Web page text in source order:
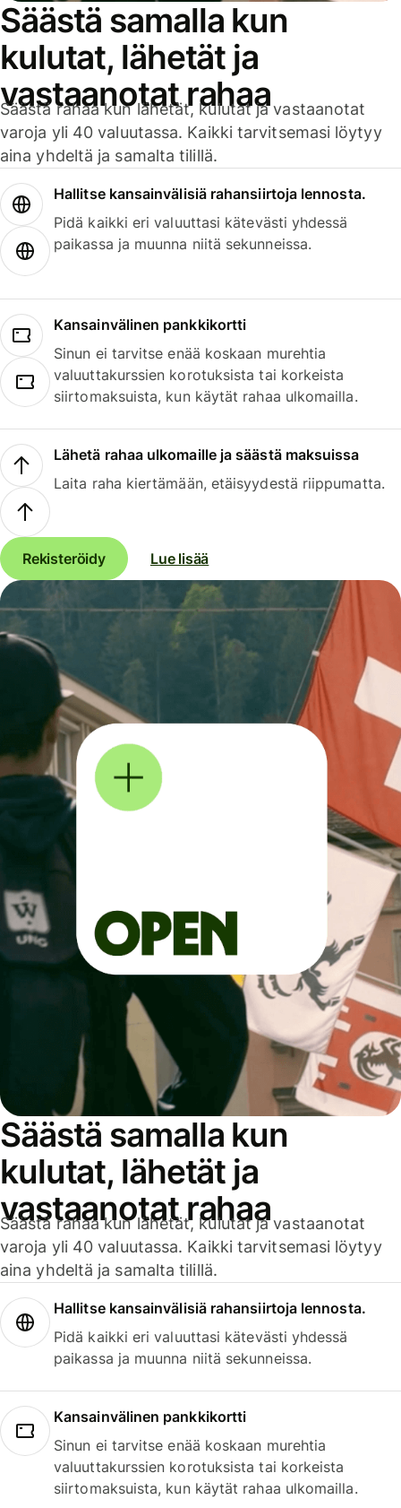
Säästä samalla kun
kulutat, lähetät ja
vastaanotat rahaa
Säästä rahaa kun lähetät, kulutat ja vastaanotat
varoja yli 40 valuutassa. Kaikki tarvitsemasi löytyy
aina yhdeltä ja samalta tilillä.
Hallitse kansainvälisiä rahansiirtoja lennosta.
Pidä kaikki eri valuuttasi kätevästi yhdessä
paikassa ja muunna niitä sekunneissa.
Kansainvälinen pankkikortti
Sinun ei tarvitse enää koskaan murehtia
valuuttakurssien korotuksista tai korkeista
siirtomaksuista, kun käytät rahaa ulkomailla.
Lähetä rahaa ulkomaille ja säästä maksuissa
Laita raha kiertämään, etäisyydestä riippumatta.
Rekisteröidy Lue lisää
Säästä samalla kun
kulutat, lähetät ja
vastaanotat rahaa
Säästä rahaa kun lähetät, kulutat ja vastaanotat
varoja yli 40 valuutassa. Kaikki tarvitsemasi löytyy
aina yhdeltä ja samalta tilillä.
Hallitse kansainvälisiä rahansiirtoja lennosta.
Pidä kaikki eri valuuttasi kätevästi yhdessä
paikassa ja muunna niitä sekunneissa.
Kansainvälinen pankkikortti
Sinun ei tarvitse enää koskaan murehtia
valuuttakurssien korotuksista tai korkeista
siirtomaksuista, kun käytät rahaa ulkomailla.